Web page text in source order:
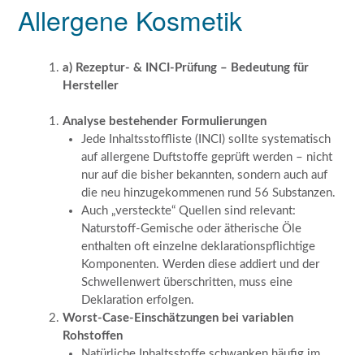
Allergene Kosmetik
a) Rezeptur- & INCI-Prüfung – Bedeutung für
Hersteller
Analyse bestehender Formulierungen
Jede Inhaltsstoffliste (INCI) sollte systematisch
auf allergene Duftstoffe geprüft werden – nicht
nur auf die bisher bekannten, sondern auch auf
die neu hinzugekommenen rund 56 Substanzen.
Auch „versteckte“ Quellen sind relevant:
Naturstoff-Gemische oder ätherische Öle
enthalten oft einzelne deklarationspflichtige
Komponenten. Werden diese addiert und der
Schwellenwert überschritten, muss eine
Deklaration erfolgen.
Worst-Case-Einschätzungen bei variablen
Rohstoffen